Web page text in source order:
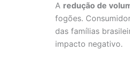
A redução de
fogões.
das famílias
impacto negativo.